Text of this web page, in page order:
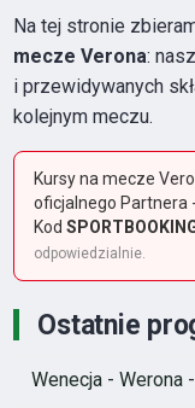
Na tej stronie
mecze Verona:
i przewidywanych
kolejnym meczu.
Kursy na mecze
oficjalnego Partnera -
Kod
odpowiedzialnie.
Ostatnie
Wenecja - Werona